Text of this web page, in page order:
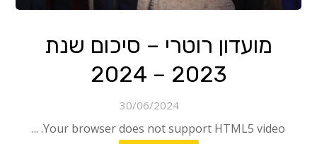
מועדון רוטרי – סיכום שנת
2023 – 2024
30/06/2024
Your browser does not support HTML5 video. ...